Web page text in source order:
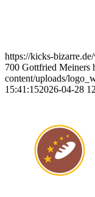
https://kicks-
700 Gottfried Meiners
content/uploads/
15:41:152026-04-28